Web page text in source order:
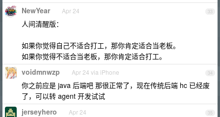
33
NewYear Apr 24
人间清醒版：
如果你觉得自己不适合打工，那你肯定适合当老板。
如果你觉得不适合当老板，那你肯定适合打工。
34
voidmnwzp Apr 24 via iPhone
你之前应是 java 后端吧 那很正常了，现在传统后端 hc 已经废
了，可以转 agent 开发试试
35
jerseyhero Apr 24